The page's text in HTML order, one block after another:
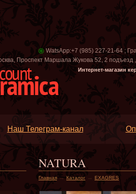
WatsApp:+7 (985) 227-21-64 ;
Проспект Маршала Жукова 52, 2 подъезд
Интернет-магазин
Наш Телеграм-канал
NATURA
Главная → Каталог → EXAGRES